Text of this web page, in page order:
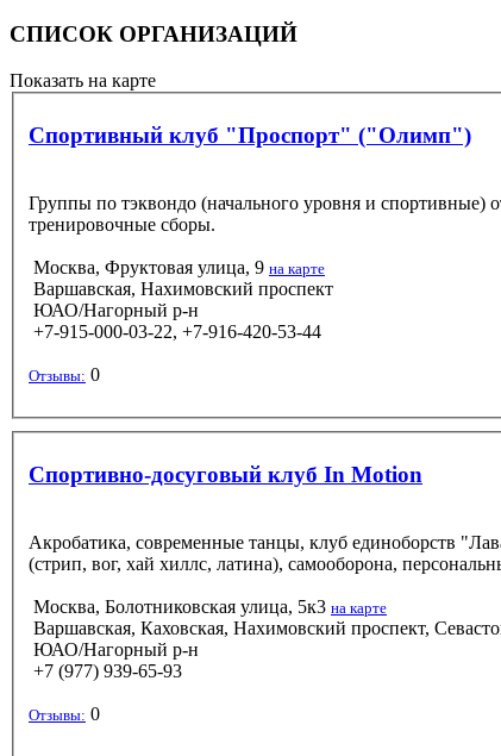
СПИСОК ОРГАНИЗАЦИЙ
Показать на карте
Спортивный клуб "Проспорт" ("Олимп")
Группы по тэквондо (начального уровня и спортивные)
тренировочные сборы.
Москва, Фруктовая улица, 9 на карте
Варшавская, Нахимовский проспект
ЮАО/Нагорный р-н
+7-915-000-03-22, +7-916-420-53-44
Отзывы: 0
Спортивно-досуговый клуб In Motion
Акробатика, современные танцы, клуб единоборств
(стрип, вог, хай хиллс, латина), самооборона,
Москва, Болотниковская улица, 5к3 на карте
Варшавская, Каховская, Нахимовский проспект,
ЮАО/Нагорный р-н
+7 (977) 939-65-93
Отзывы: 0